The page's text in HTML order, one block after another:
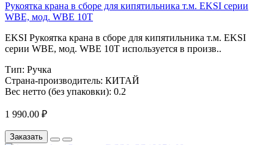
Рукоятка крана в сборе для кипятильника т.м. EKSI серии
WBE, мод. WBE 10T
EKSI Рукоятка крана в сборе для кипятильника т.м. EKSI
серии WBE, мод. WBE 10T используется в произв..
Тип: Ручка
Страна-производитель: КИТАЙ
Вес нетто (без упаковки): 0.2
1 990.00 ₽
Заказать